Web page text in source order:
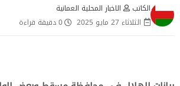
الكاتب
الاخبار المحلية العمانية
الثلاثاء 27 مايو 2025
0 دقيقة قراءة